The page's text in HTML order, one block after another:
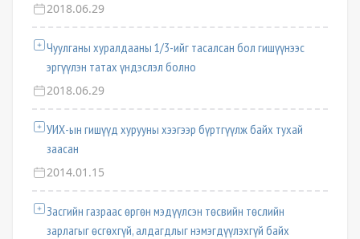
2018.06.29
Чуулганы хуралдааны 1/3-ийг тасалсан бол гишүүнээс
эргүүлэн татах үндэслэл болно
2018.06.29
УИХ-ын гишүүд хурууны хээгээр бүртгүүлж байх тухай
заасан
2014.01.15
Засгийн газраас өргөн мэдүүлсэн төсвийн төслийн
зарлагыг өсгөхгүй, алдагдлыг нэмэгдүүлэхгүй байх